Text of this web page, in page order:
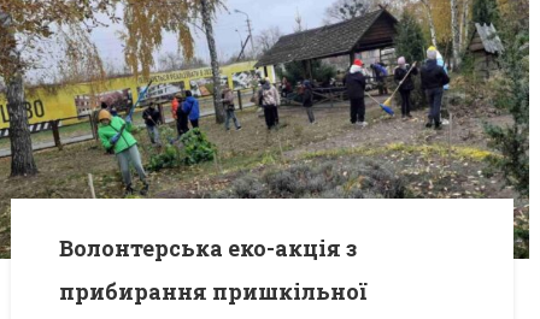
Волонтерська еко-акція з
прибирання пришкільної